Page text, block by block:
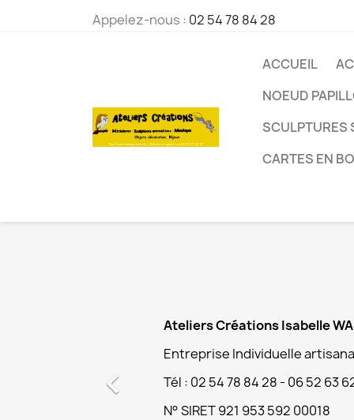
Appelez-nous : 02 54 78 84 28
ACCUEIL
NOEUD
SCULPTURES
CARTES EN
Ateliers Créations Isabelle
Entreprise Individuelle
Tél : 02 54 78 84 28 - 06 52 63
N° SIRET 921 953 592 00018
